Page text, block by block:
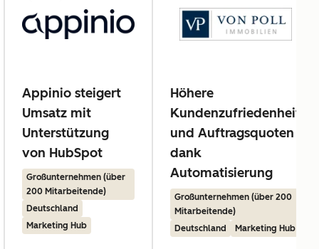
Appinio steigert
Umsatz mit
Unterstützung
von HubSpot
Großunternehmen (über
200 Mitarbeitende)
Deutschland
Marketing Hub
Höhere
Kundenzufriedenheit
und Auftragsquoten
dank
Automatisierung
Großunternehmen (über 200
Mitarbeitende)
Deutschland
Marketing Hub